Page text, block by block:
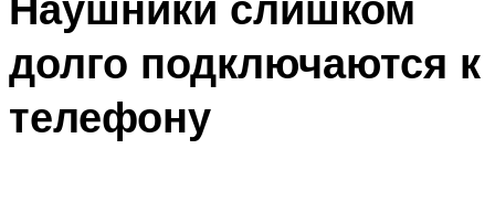
долго подключаются к
телефону